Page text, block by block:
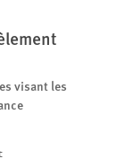
visant les